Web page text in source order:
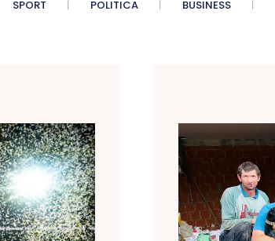
SPORT POLITICA BUSINESS